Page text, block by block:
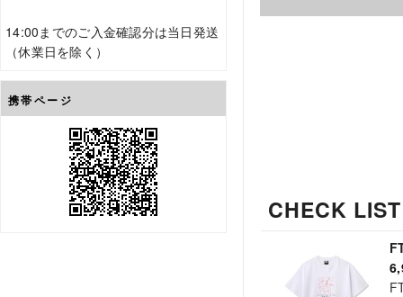
14:00までのご入金確認分は当日発送
（休業日を除く）
携帯ページ
CHECK LIST